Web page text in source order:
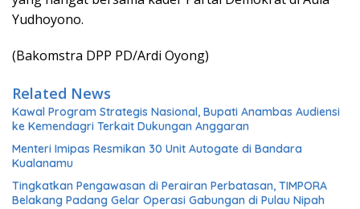
Yudhoyono.
(Bakomstra DPP PD/Ardi Oyong)
Related News
Kawal Program Strategis Nasional, Bupati Anambas Audiensi
ke Kemendagri Terkait Dukungan Anggaran
Menteri Imipas Resmikan 30 Unit Autogate di Bandara
Kualanamu
Tingkatkan Pengawasan di Perairan Perbatasan, TIMPORA
Belakang Padang Gelar Operasi Gabungan di Pulau Nipah